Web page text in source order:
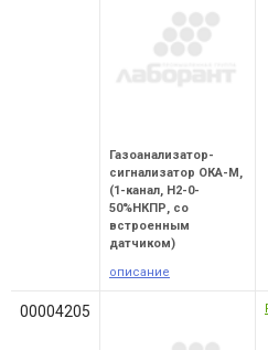
Газоанализатор-
сигнализатор ОКА-М,
(1-канал, Н2-0-
50%НКПР, со
встроенным
датчиком)
описание
00004205